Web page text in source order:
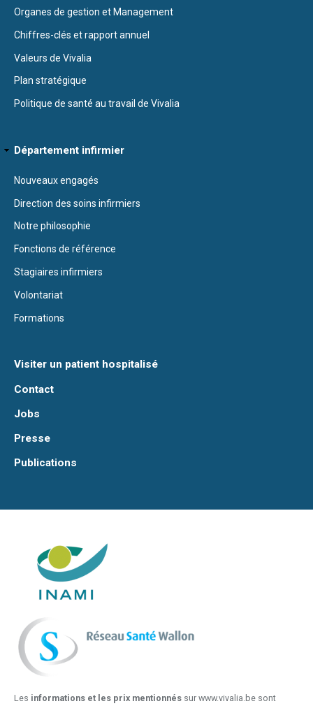
Organes de gestion et Management
Chiffres-clés et rapport annuel
Valeurs de Vivalia
Plan stratégique
Politique de santé au travail de Vivalia
Département infirmier
Nouveaux engagés
Direction des soins infirmiers
Notre philosophie
Fonctions de référence
Stagiaires infirmiers
Volontariat
Formations
Visiter un patient hospitalisé
Contact
Jobs
Presse
Publications
Les informations et les prix mentionnés sur www.vivalia.be sont